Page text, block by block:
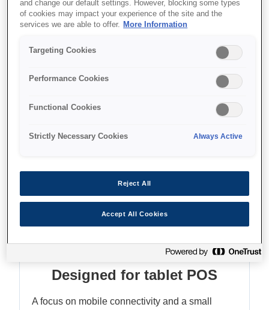
printer with smart device support.
Barcode scanner support
Direct printing from ANY device
Find support
Функції
Designed for tablet POS
A focus on mobile connectivity and a small
and change our default settings. However, blocking some types
of cookies may impact your experience of the site and the
services we are able to offer. More Information
Targeting Cookies
Performance Cookies
Functional Cookies
Strictly Necessary Cookies Always Active
Reject All
Accept All Cookies